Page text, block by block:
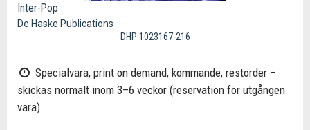
Inter-Pop
De Haske Publications
DHP 1023167-216
Specialvara, print on demand, kommande, restorder –
skickas normalt inom 3–6 veckor (reservation för utgången
vara)